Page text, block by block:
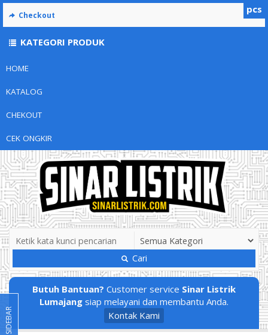
HOME
KATALOG
CHEKOUT
CEK ONGKIR
Cari
Butuh Bantuan? Customer service Sinar Listrik
Lumajang siap melayani dan membantu Anda.
Kontak Kami
pcs
Checkout
KATEGORI PRODUK
SIDEBAR